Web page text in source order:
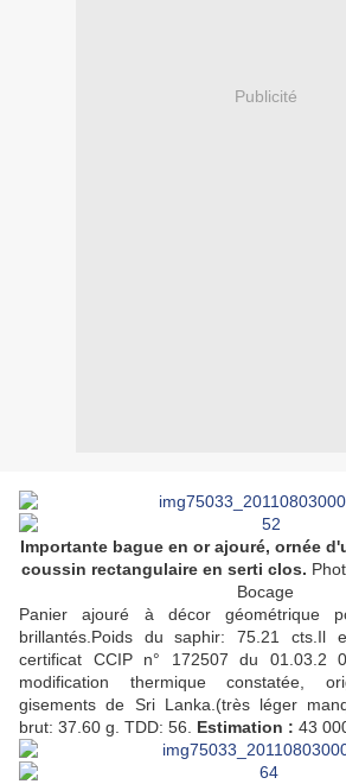
Publicité
Importante bague en or ajouré, ornée
coussin rectangulaire en serti clos.
Bocage
Panier ajouré à décor géométrique
brillantés.Poids du saphir: 75.21 cts.Il
certificat CCIP n° 172507 du 01.03.2
modification thermique constatée,
gisements de Sri Lanka.(très léger
brut: 37.60 g. TDD: 56. Estimation : 43